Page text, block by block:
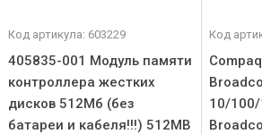
Код артикула: 603229
405835-001 Модуль памяти
контроллера жестких
дисков 512Мб (без
батареи и кабеля!!!) 512MB
Код
10/